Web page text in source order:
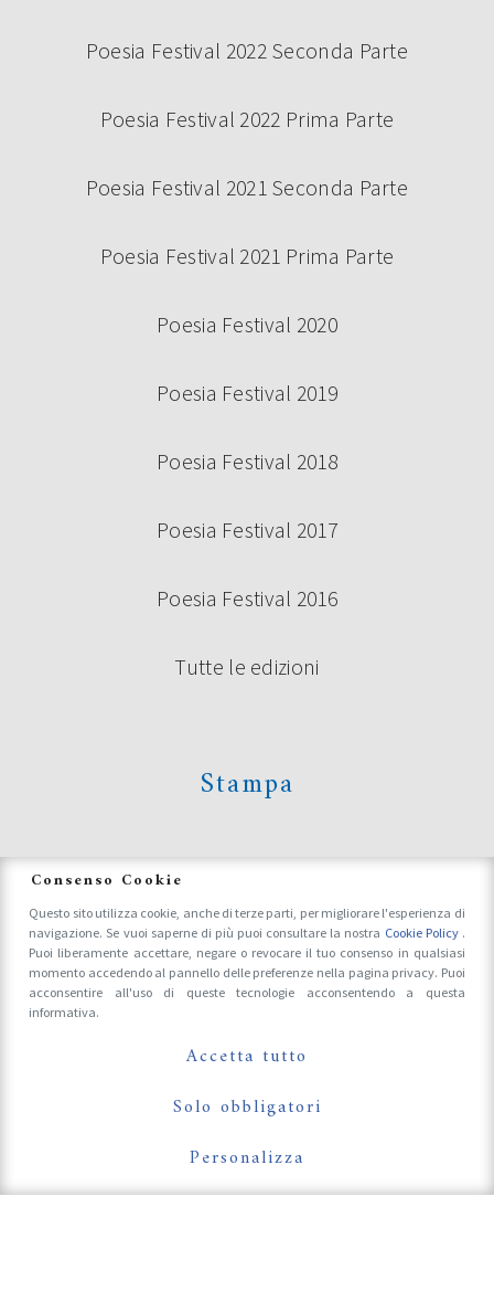
Poesia Festival 2022 Seconda Parte
Poesia Festival 2022 Prima Parte
Poesia Festival 2021 Seconda Parte
Poesia Festival 2021 Prima Parte
Poesia Festival 2020
Poesia Festival 2019
Poesia Festival 2018
Poesia Festival 2017
Poesia Festival 2016
Tutte le edizioni
Stampa
Accrediti Stampa e Fotografi
Follow Us On
Consenso Cookie
Questo sito utilizza cookie, anche di terze parti, per migliorare l'esperienza di
navigazione. Se vuoi saperne di più puoi consultare la nostra Cookie Policy .
Puoi liberamente accettare, negare o revocare il tuo consenso in qualsiasi
momento accedendo al pannello delle preferenze nella pagina privacy. Puoi
acconsentire all'uso di queste tecnologie acconsentendo a questa
informativa.
Accetta tutto
Solo obbligatori
Personalizza